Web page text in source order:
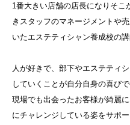
1番大きい店舗の店長になりそこ
きスタッフのマネージメントや
いたエステティシャン養成校の講
人が好きで、部下やエステティ
していくことが自分自身の喜びで
現場でも出会ったお客様が綺麗
にチャレンジしている姿をサポ